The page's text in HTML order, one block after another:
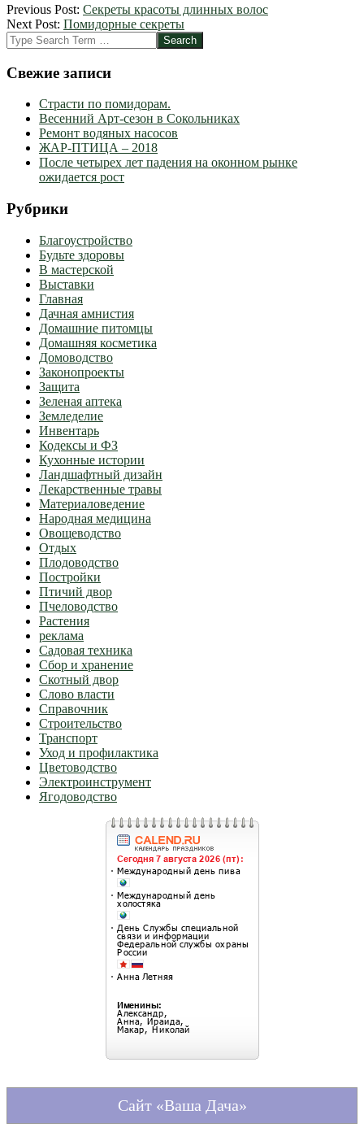
2012-
08-
01
Previous Post: Секреты красоты длинных волос
Next Post: Помидорные секреты
Search
Свежие записи
Страсти по помидорам.
Весенний Арт-сезон в Сокольниках
Ремонт водяных насосов
ЖАР-ПТИЦА – 2018
После четырех лет падения на оконном рынке
ожидается рост
Рубрики
Благоустройство
Будьте здоровы
В мастерской
Выставки
Главная
Дачная амнистия
Домашние питомцы
Домашняя косметика
Домоводство
Законопроекты
Защита
Зеленая аптека
Земледелие
Инвентарь
Кодексы и ФЗ
Кухонные истории
Ландшафтный дизайн
Лекарственные травы
Материаловедение
Народная медицина
Овощеводство
Отдых
Плодоводство
Постройки
Птичий двор
Пчеловодство
Растения
реклама
Садовая техника
Сбор и хранение
Скотный двор
Слово власти
Справочник
Строительство
Транспорт
Уход и профилактика
Цветоводство
Электроинструмент
Ягодоводство
Сайт «Ваша Дача»